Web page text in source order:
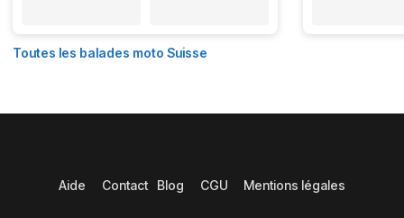
Toutes les balades moto Suisse
Aide Contact Blog CGU Mentions légales